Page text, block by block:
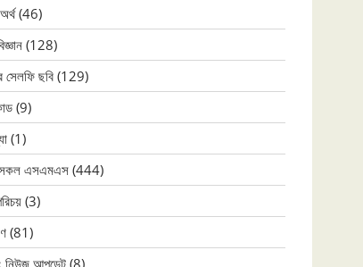
(46)
(128)
সেলফি ছবি(129)
(9)
(1)
সকল এসএমএস(444)
(3)
(81)
নিউজ আপডেট (8)